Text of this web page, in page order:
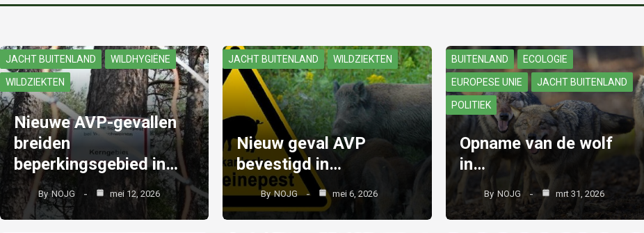
JACHT BUITENLAND WILDHYGIËNE
WILDZIEKTEN
Nieuwe AVP-gevallen
breiden
beperkingsgebied in…
By NOJG mei 12, 2026
JACHT BUITENLAND WILDZIEKTEN
Nieuw geval AVP
bevestigd in…
By NOJG mei 6, 2026
BUITENLAND ECOLOGIE
EUROPESE UNIE JACHT BUITENLAND
POLITIEK
Opname van de wolf
in…
By NOJG mrt 31, 2026